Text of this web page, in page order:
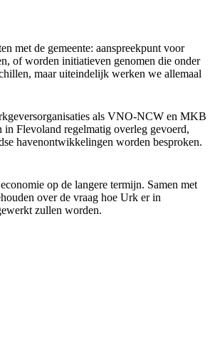
met de gemeente: aanspreekpunt voor
of worden initiatieven genomen die onder
maar uiteindelijk werken we allemaal
als VNO-NCW en MKB
Flevoland regelmatig overleg gevoerd,
havenontwikkelingen worden besproken.
op de langere termijn. Samen met
over de vraag hoe Urk er in
zullen worden.